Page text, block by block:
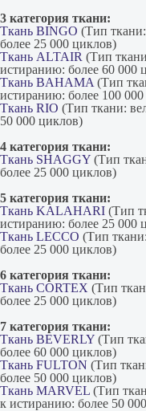
3 категория ткани:
Ткань BINGO (Тип
более 25 000 циклов)
Ткань ALTAIR (Тип
истиранию: более 60 000
Ткань BAHAMA (Тип
истиранию: более 100
Ткань RIO (Тип ткани:
50 000 циклов)
4 категория ткани:
Ткань SHAGGY (Тип
более 25 000 циклов)
5 категория ткани:
Ткань KALAHARI (Тип
истиранию: более 25 000
Ткань LECCO (Тип
более 25 000 циклов)
6 категория ткани:
Ткань CORTEX (Тип
более 25 000 циклов)
7 категория ткани:
Ткань BEVERLY (Тип
более 60 000 циклов)
Ткань FULTON (Тип
более 50 000 циклов)
Ткань MARVEL (Тип
к истиранию: более 50